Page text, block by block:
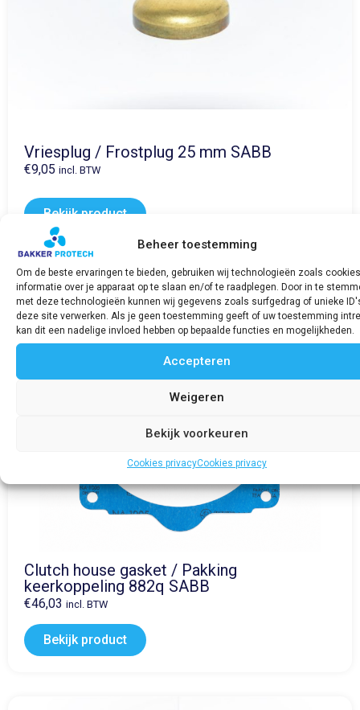
Beheer toestemming
Om de beste ervaringen te bieden, gebruiken wij technologieën zoals
informatie over je apparaat op te slaan en/of te raadplegen. Door in te
met deze technologieën kunnen wij gegevens zoals surfgedrag of unieke
deze site verwerken. Als je geen toestemming geeft of uw toestemming
kan dit een nadelige invloed hebben op bepaalde functies en mogelijkheden.
Accepteren
Weigeren
Bekijk voorkeuren
Cookies privacyCookies privacy
Vriesplug / Frostplug 25 mm SABB
€9,05 incl. BTW
Bekijk product
Clutch house gasket / Pakking
keerkoppeling 882q SABB
€46,03 incl. BTW
Bekijk product